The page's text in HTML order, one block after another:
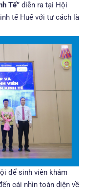
Tế” diễn ra tại Hội
tế Huế với tư cách là
để sinh viên khám
cái nhìn toàn diện về